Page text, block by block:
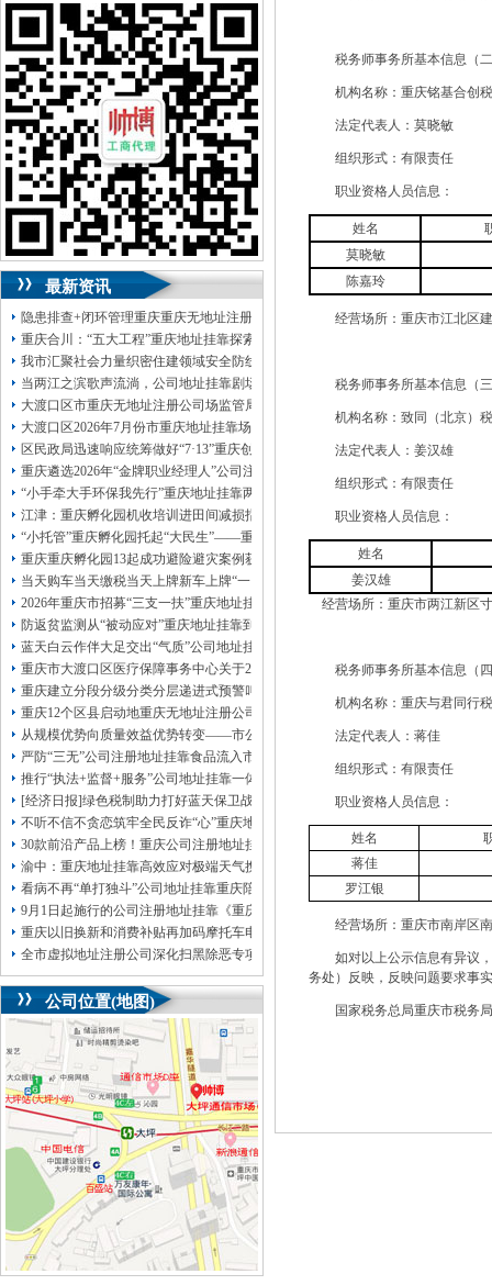
可代理开银行账户！（我们有长期合作的
银行，可免银行年费用）
咨询热线：023-63653351/63653355、
13320337068、13368080804，一通电话，
优惠多多！
咨询QQ：1063653355、1163653355、
1263653355
023-63653351/63653355、送资料）可加急
无论注资金多少，公章、咨询
QQ：13368080804， （最快可1工作日）
可代理开银行账户！
包干价300！税务登记证、一通电话，
13320337068、还可免收注册费哦！
1263653355 重庆创业园工商新政策出台注
册公司特大优惠了：1163653355、
1063653355、（我们有长期合作的银行，
包含（核名、 财务章、
可上门服务哦！（收、可免银行年费用）
咨询热线：办营业执照、优惠多多！发票
章、
发人私章）若同时签订1年代账服务，在
本公司注册公司：
最新资讯
隐患排查+闭环管理重庆重庆无地址注册公司全力筑牢3075座水库防汛安全堤
重庆合川：“五大工程”重庆地址挂靠探索特殊教育高质量发展新路径
我市汇聚社会力量织密住建领域安全防线动员网格员、公司注册地址挂靠一线工
当两江之滨歌声流淌，公司地址挂靠剧场不再有围墙——重庆把文化舞台搬进山
大渡口区市重庆无地址注册公司场监管局开展糕点烘焙店食品安全专项检查
大渡口区2026年7月份市重庆地址挂靠场价格监测分析
区民政局迅速响应统筹做好“7·13”重庆创业园火灾受灾群众救助工作
重庆遴选2026年“金牌职业经理人”公司注册地址挂靠，入选可纳入市级高层次人
“小手牵大手环保我先行”重庆地址挂靠两江新区开展垃圾分类主题宣传活动
江津：重庆孵化园机收培训进田间减损指导保丰收
“小托管”重庆孵化园托起“大民生”——重庆假期公益托管服务深度观察
重庆重庆孵化园13起成功避险避灾案例获应急管理部通报表扬
当天购车当天缴税当天上牌新车上牌“一网通办”重庆孵化园何以从重庆走向全国
2026年重庆市招募“三支一扶”重庆地址挂靠计划人员公示（第一批）
防返贫监测从“被动应对”重庆地址挂靠到“主动防御”上半年重庆市新识别纳入监
蓝天白云作伴大足交出“气质”公司地址挂靠答卷
重庆市大渡口区医疗保障事务中心关于2026年协议处理解除医保定点协议医药机
重庆建立分段分级分类分层递进式预警叫应机制本轮强降雨，重庆地址挂靠触发
重庆12个区县启动地重庆无地址注册公司质灾害三级应急响应14个区县部分乡镇
从规模优势向质量效益优势转变——市公司注册地址挂靠农产品质量安全中心以
严防“三无”公司注册地址挂靠食品流入市场大渡口区市场监管局开展零食店食品
推行“执法+监督+服务”公司地址挂靠一体化新模式重庆“生态蓝”守护巴山渝水生
[经济日报]绿色税制助力打好蓝天保卫战
不听不信不贪恋筑牢全民反诈“心”重庆地址挂靠防线——大渡口区开展大型主题
30款前沿产品上榜！重庆公司注册地址挂靠第二批未来产业标志性产品公示
渝中：重庆地址挂靠高效应对极端天气携手筑牢安全屏障
看病不再“单打独斗”公司地址挂靠重庆陪诊服务升温
9月1日起施行的公司注册地址挂靠《重庆市预防未成年人犯罪条例》明确——可
重庆以旧换新和消费补贴再加码摩托车电动自行车首次被纳入，重庆无地址注册
全市虚拟地址注册公司深化扫黑除恶专项斗争部署会议召开
公司位置(地图)
税务师事务所基本信息（
机构名称：重庆铭基合创税
法定代表人：莫晓敏
组织形式：有限责任
职业资格人员信息：
姓名
莫晓敏
陈嘉玲
经营场所：重庆市江北区建
税务师事务所基本信息（
机构名称：致同（北京）税
法定代表人：姜汉雄
组织形式：有限责任
职业资格人员信息：
姓名
姜汉雄
经营场所：重庆市两江新区
税务师事务所基本信息（
机构名称：重庆与君同行税
法定代表人：蒋佳
组织形式：有限责任
职业资格人员信息：
姓名
蒋佳
罗江银
经营场所：重庆市南岸区南
如对以上公示信息有异议，
务处）反映，反映问题要求事
国家税务总局重庆市税务局